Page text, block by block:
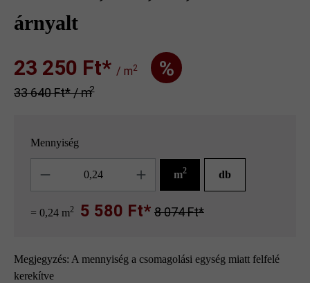
árnyalt
23 250 Ft‎‎‎* / m2 %
33 640 Ft‎‎‎* / m2
Mennyiség
m2 db
= 0,24 m2 5 580 Ft* 8 074 Ft*
Megjegyzés: A mennyiség a csomagolási egység miatt felfelé
kerekítve